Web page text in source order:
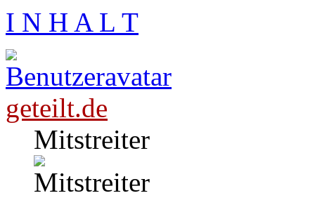
I N H A L T
geteilt.de
Mitstreiter